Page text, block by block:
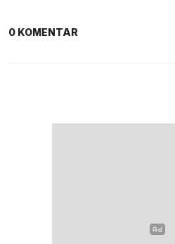
0 KOMENTAR